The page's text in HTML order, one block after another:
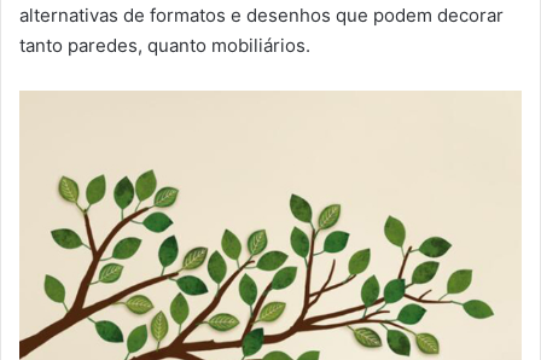
alternativas de formatos e desenhos que podem decorar
tanto paredes, quanto mobiliários.